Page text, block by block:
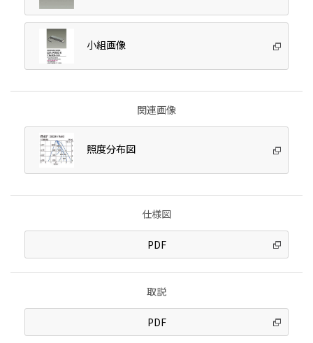
小組画像
関連画像
照度分布図
仕様図
PDF
取説
PDF